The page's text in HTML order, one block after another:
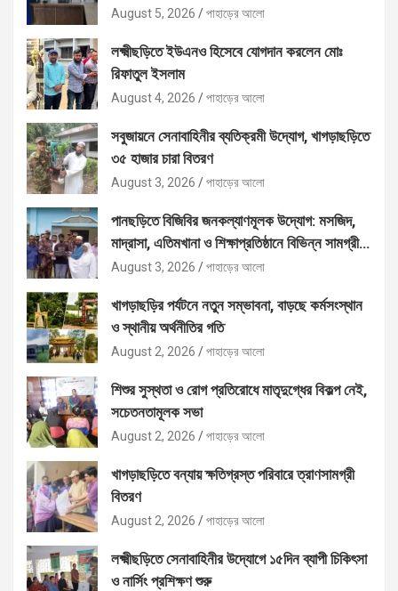
August 5, 2026 পাহাড়ের আলো
লক্ষ্মীছড়িতে ইউএনও হিসেবে যোগদান করলেন মোঃ
রিফাতুল ইসলাম
August 4, 2026 পাহাড়ের আলো
সবুজায়নে সেনাবাহিনীর ব্যতিক্রমী উদ্যোগ, খাগড়াছড়িতে
৩৫ হাজার চারা বিতরণ
August 3, 2026 পাহাড়ের আলো
পানছড়িতে বিজিবির জনকল্যাণমূলক উদ্যোগ: মসজিদ,
মাদ্রাসা, এতিমখানা ও শিক্ষাপ্রতিষ্ঠানে বিভিন্ন সামগ্রী
বিতরণ
August 3, 2026 পাহাড়ের আলো
খাগড়াছড়ির পর্যটনে নতুন সম্ভাবনা, বাড়ছে কর্মসংস্থান
ও স্থানীয় অর্থনীতির গতি
August 2, 2026 পাহাড়ের আলো
শিশুর সুস্থতা ও রোগ প্রতিরোধে মাতৃদুগ্ধের বিকল্প নেই,
সচেতনতামূলক সভা
August 2, 2026 পাহাড়ের আলো
খাগড়াছড়িতে বন্যায় ক্ষতিগ্রস্ত পরিবারে ত্রাণসামগ্রী
বিতরণ
August 2, 2026 পাহাড়ের আলো
লক্ষ্মীছড়িতে সেনাবাহিনীর উদ্যোগে ১৫দিন ব্যাপী চিকিৎসা
ও নার্সিং প্রশিক্ষণ শুরু